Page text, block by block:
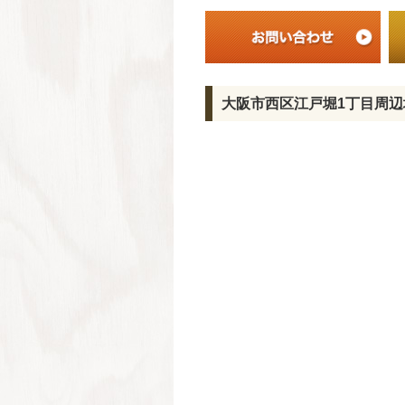
大阪市西区江戸堀1丁目周